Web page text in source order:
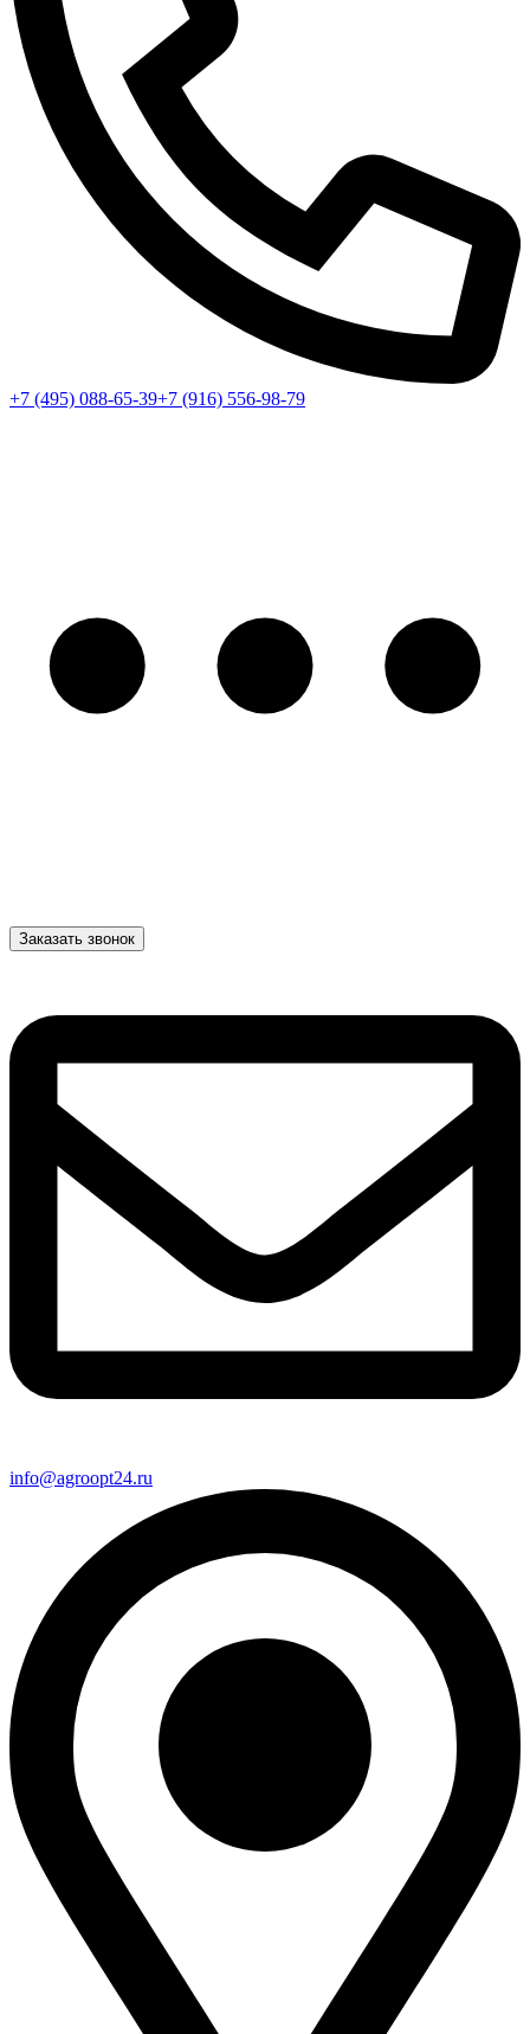
+7 (495) 088-65-39+7 (916) 556-98-79
Заказать звонок
info@agroopt24.ru